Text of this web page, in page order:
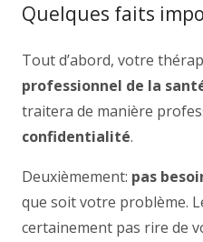
Quelques faits
Tout d’abord, votre
professionnel de la
traitera de manière
confidentialité.
Deuxièmement: pas
que soit votre problème.
certainement pas rire de